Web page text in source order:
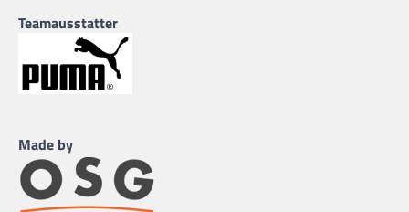
Teamausstatter
Made by